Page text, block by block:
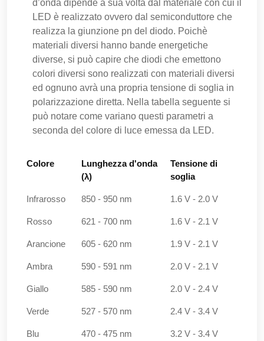
d’onda dipende a sua volta dal materiale con cui il
LED è realizzato ovvero dal semiconduttore che
realizza la giunzione pn del diodo. Poichè
materiali diversi hanno bande energetiche
diverse, si può capire che diodi che emettono
colori diversi sono realizzati con materiali diversi
ed ognuno avrà una propria tensione di soglia in
polarizzazione diretta. Nella tabella seguente si
può notare come variano questi parametri a
seconda del colore di luce emessa da LED.
Colore
Lunghezza d'onda
(λ)
Tensione di
soglia
Infrarosso 850 - 950 nm 1.6 V - 2.0 V
Rosso 621 - 700 nm 1.6 V - 2.1 V
Arancione 605 - 620 nm 1.9 V - 2.1 V
Ambra 590 - 591 nm 2.0 V - 2.1 V
Giallo 585 - 590 nm 2.0 V - 2.4 V
Verde 527 - 570 nm 2.4 V - 3.4 V
Blu 470 - 475 nm 3.2 V - 3.4 V